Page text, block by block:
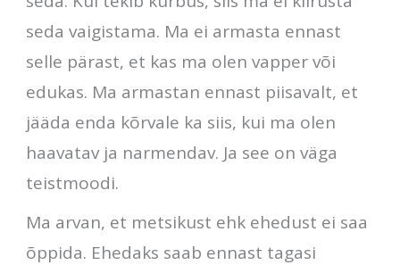
seda vaigistama. Ma ei armasta ennast
selle pärast, et kas ma olen vapper või
edukas. Ma armastan ennast piisavalt, et
jääda enda kõrvale ka siis, kui ma olen
haavatav ja narmendav. Ja see on väga
teistmoodi.
Ma arvan, et metsikust ehk ehedust ei saa
õppida. Ehedaks saab ennast tagasi